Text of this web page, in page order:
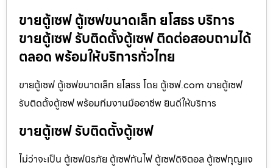
ขายตู้เซฟ ตู้เซฟขนาดเล็ก ยโสธร บริการ
ขายตู้เซฟ รับติดตั้งตู้เซฟ ติดต่อสอบถามได้
ตลอด พร้อมให้บริการทั่วไทย
ขายตู้เซฟ ตู้เซฟขนาดเล็ก ยโสธร โดย ตู้เซฟ.com ขายตู้เซฟ
รับติดตั้งตู้เซฟ พร้อมทีมงานมืออาชีพ ยินดีให้บริการ
ขายตู้เซฟ รับติดตั้งตู้เซฟ
ไม่ว่าจะเป็น ตู้เซฟนิรภัย ตู้เซฟกันไฟ ตู้เซฟดิจิตอล ตู้เซฟกุญแจ